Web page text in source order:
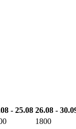
- 25.08 26.08 -
1800